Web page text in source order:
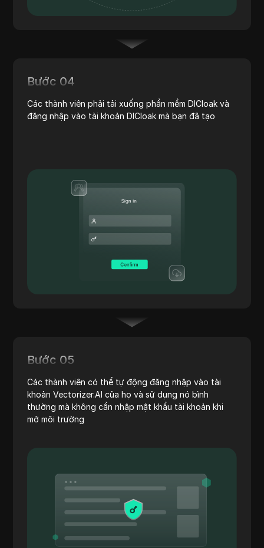
Bước 04
Các thành viên phải tải xuống phần mềm DICloak và
đăng nhập vào tài khoản DICloak mà bạn đã tạo
Bước 05
Các thành viên có thể tự động đăng nhập vào tài
khoản Vectorizer.AI của họ và sử dụng nó bình
thường mà không cần nhập mật khẩu tài khoản khi
mở môi trường